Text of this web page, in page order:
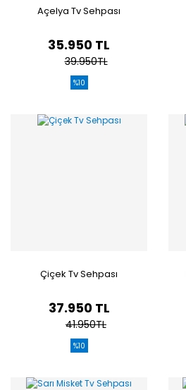
Açelya Tv Sehpası
35.950 TL
39.950TL
%10
Çiçek Tv Sehpası
37.950 TL
41.950TL
%10